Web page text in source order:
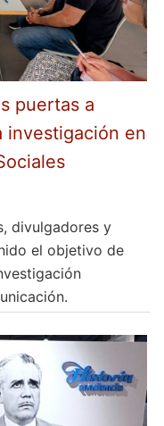
puertas a
investigación en
divulgadores y
el objetivo de